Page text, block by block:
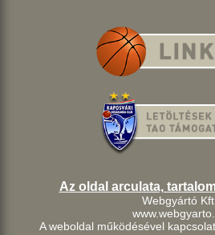
Az oldal arculata,
Webgyártó
A weboldal működésével